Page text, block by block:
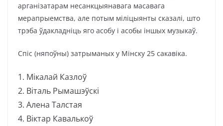
арганізатарам несанкцыянавага масавага
мерапрыемства, але потым міліцыянты сказалі, што
трэба ўдакладніць яго асобу і асобы іншых музыкаў.
Спіс (няпоўны) затрыманых у Мінску 25 сакавіка.
1. Мікалай Казлоў
2. Віталь Рымашэўскі
3. Алена Талстая
4. Віктар Кавалькоў